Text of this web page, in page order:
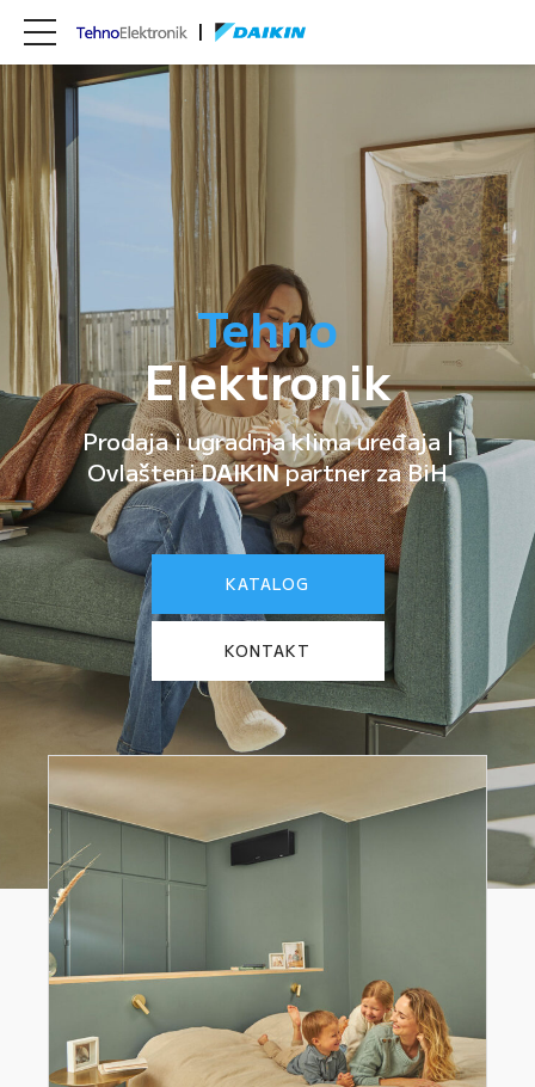
Tehno
Elektronik
Prodaja i ugradnja klima uređaja |
OvlašteniDAIKINpartner za BiH
KATALOG
KONTAKT